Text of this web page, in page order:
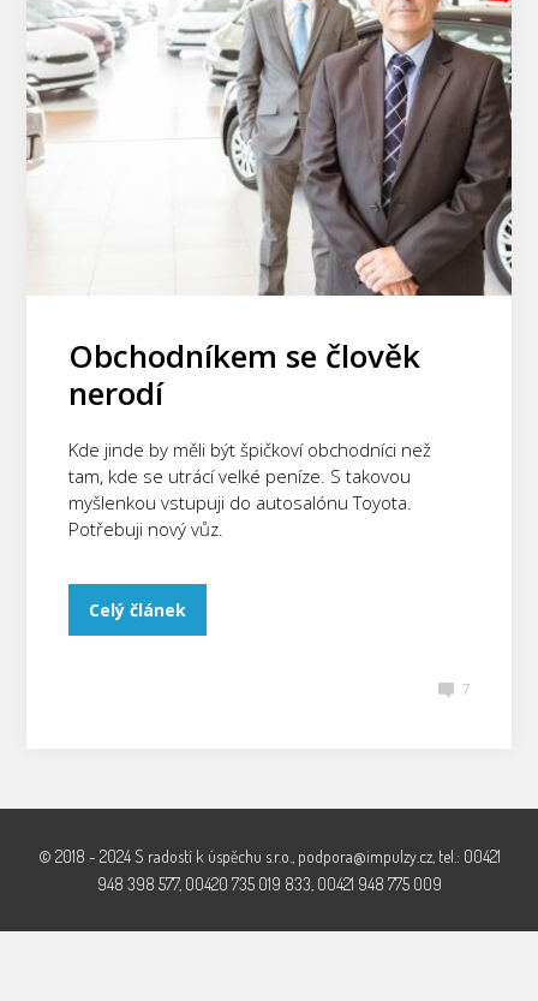
Obchodníkem se člověk
nerodí
Kde jinde by měli být špičkoví obchodníci než
tam, kde se utrácí velké peníze. S takovou
myšlenkou vstupuji do autosalónu Toyota.
Potřebuji nový vůz.
Celý článek
7
© 2018 - 2024 S radostí k úspěchu s.r.o., podpora@impulzy.cz, tel.: 00421
948 398 577, 00420 735 019 833, 00421 948 775 009